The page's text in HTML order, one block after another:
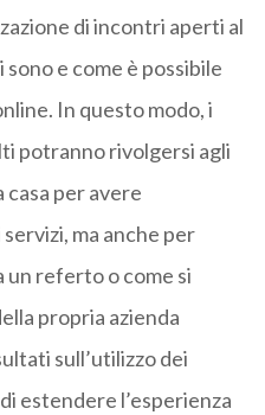
di incontri aperti al
e come è possibile
In questo modo, i
potranno rivolgersi agli
per avere
ma anche per
un referto o come si
propria azienda
sull’utilizzo dei
estendere l’esperienza